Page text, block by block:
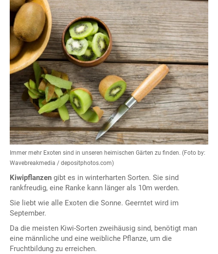
Immer mehr Exoten sind in unseren heimischen Gärten zu finden. (Foto by:
Wavebreakmedia / depositphotos.com)
Kiwipflanzen gibt es in winterharten Sorten. Sie sind
rankfreudig, eine Ranke kann länger als 10m werden.
Sie liebt wie alle Exoten die Sonne. Geerntet wird im
September.
Da die meisten Kiwi-Sorten zweihäusig sind, benötigt man
eine männliche und eine weibliche Pflanze, um die
Fruchtbildung zu erreichen.